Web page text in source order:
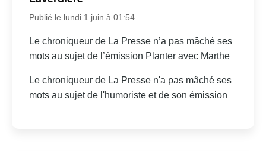
Publié le lundi 1 juin à 01:54
Le chroniqueur de La Presse n’a pas mâché ses
mots au sujet de l’émission Planter avec Marthe
Le chroniqueur de La Presse n'a pas mâché ses
mots au sujet de l'humoriste et de son émission